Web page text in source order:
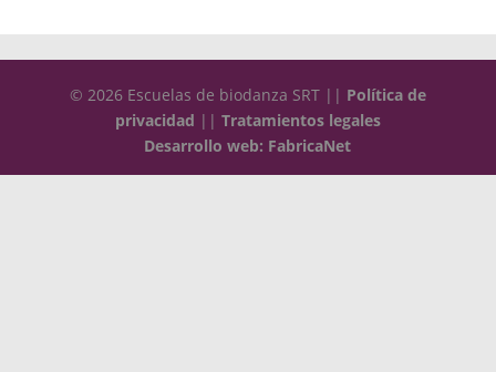
© 2026 Escuelas de biodanza SRT || Política de
privacidad || Tratamientos legales
Desarrollo web: FabricaNet